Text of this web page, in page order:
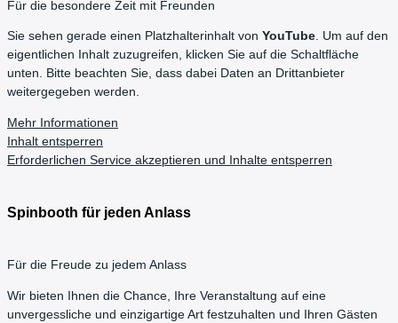
Für die besondere Zeit mit Freunden
Sie sehen gerade einen Platzhalterinhalt von YouTube. Um auf den
eigentlichen Inhalt zuzugreifen, klicken Sie auf die Schaltfläche
unten. Bitte beachten Sie, dass dabei Daten an Drittanbieter
weitergegeben werden.
Mehr Informationen
Inhalt entsperren
Erforderlichen Service akzeptieren und Inhalte entsperren
Spinbooth für jeden Anlass
Für die Freude zu jedem Anlass
Wir bieten Ihnen die Chance, Ihre Veranstaltung auf eine
unvergessliche und einzigartige Art festzuhalten und Ihren Gästen